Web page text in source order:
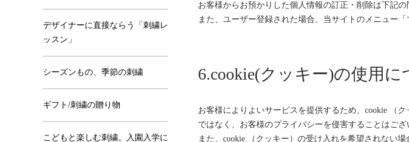
お客様からお預かりした個人情報の訂正・削除は下記の
また、ユーザー登録された場合、当サイトのメニュー
6.cookie(クッキー)の使用に
お客様によりよいサービスを提供するため、cookie （
ではなく、お客様のプライバシーを侵害することはござ
また、cookie （クッキー）の受け入れを希望されない
デザイナーに直接ならう「刺繍レ
ッスン」
シーズンもの、季節の刺繍
ギフト/刺繍の贈り物
こどもと楽しむ刺繍。入園入学に